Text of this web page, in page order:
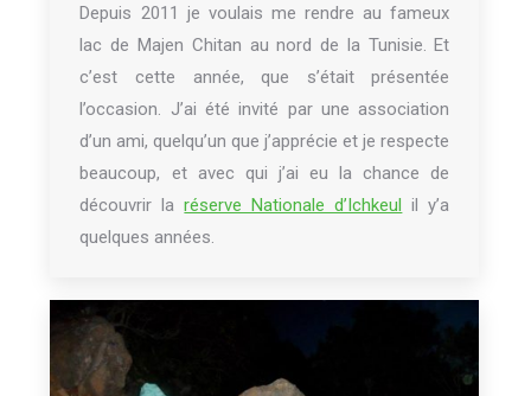
Depuis 2011 je voulais me rendre au fameux
lac de Majen Chitan au nord de la Tunisie. Et
c’est cette année, que s’était présentée
l’occasion. J’ai été invité par une association
d’un ami, quelqu’un que j’apprécie et je respecte
beaucoup, et avec qui j’ai eu la chance de
découvrir laréserve Nationale d’Ichkeul il y’a
quelques années.